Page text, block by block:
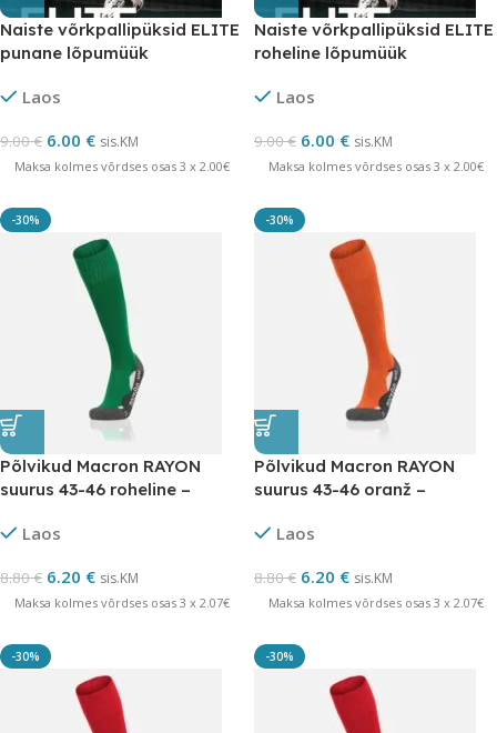
Naiste võrkpallipüksid ELITE
punane lõpumüük
Laos
9.00€ 6.00 € sis.KM
Maksa kolmes võrdses osas 3 x 2.00€
Naiste võrkpallipüksid ELITE
roheline lõpumüük
Laos
9.00€ 6.00 € sis.KM
Maksa kolmes võrdses osas 3 x 2.00€
-30%
Põlvikud Macron RAYON
suurus 43-46 roheline –
Laos
8.80€ 6.20 € sis.KM
Maksa kolmes võrdses osas 3 x 2.07€
-30%
Põlvikud Macron RAYON
suurus 43-46 oranž –
Laos
8.80€ 6.20 € sis.KM
Maksa kolmes võrdses osas 3 x 2.07€
-30% -30%